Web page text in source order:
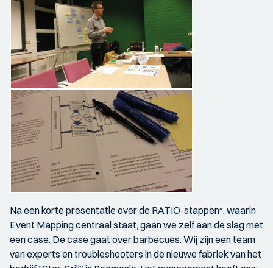
Na een korte presentatie over de RATIO-stappen*, waarin
Event Mapping centraal staat, gaan we zelf aan de slag met
een case. De case gaat over barbecues. Wij zijn een team
van experts en troubleshooters in de nieuwe fabriek van het